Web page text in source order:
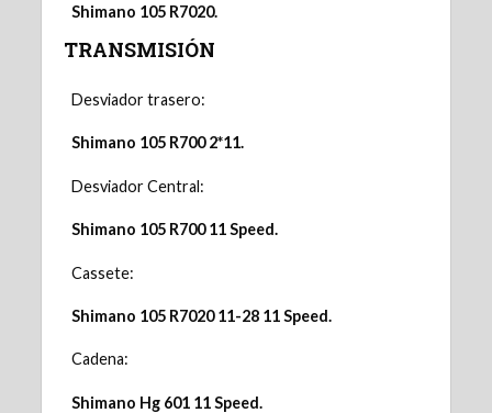
Shimano 105 R7020.
TRANSMISIÓN
Desviador trasero:
Shimano 105 R700 2*11.
Desviador Central:
Shimano 105 R700 11 Speed.
Cassete:
Shimano 105 R7020 11-28 11 Speed.
Cadena:
Shimano Hg 601 11 Speed.